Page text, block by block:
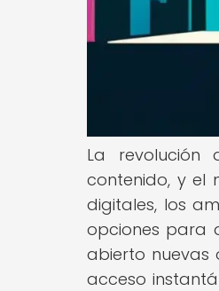
La revolución
contenido, y el
digitales, los
opciones para
abierto nuevas
acceso